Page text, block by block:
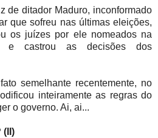
de ditador Maduro, inconformado
que sofreu nas últimas eleições,
os juízes por ele nomeados na
castrou as decisões dos
semelhante recentemente, no
inteiramente as regras do
o governo. Ai, ai...
(II)